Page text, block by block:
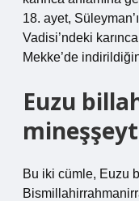
18. ayet,
Vadisi’ndeki
Mekke’de
Euzu
Bu iki cümle, Euzu